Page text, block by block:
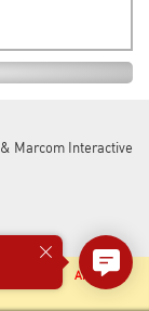
Akceptuję
z
& Marcom Interactive